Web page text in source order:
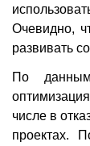
Очевидно,
развивать
По
числе в
проектах.